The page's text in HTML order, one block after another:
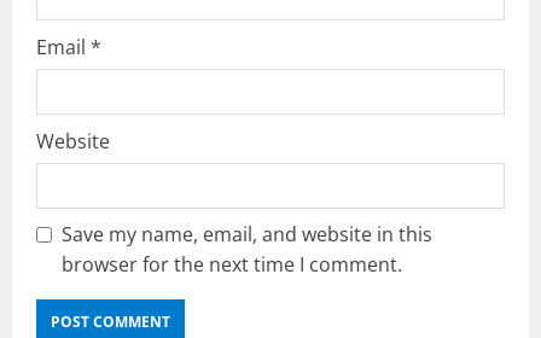
Email *
Website
Save my name, email, and website in this
browser for the next time I comment.